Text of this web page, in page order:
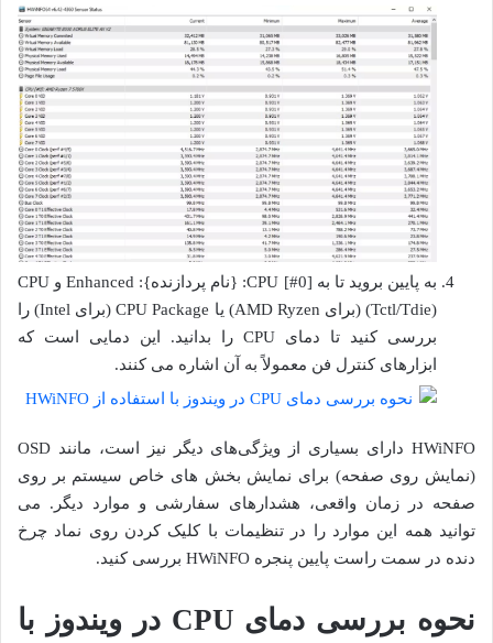
به پایین بروید تا به CPU [#0]: {نام پردازنده}: Enhanced و CPU
(Tctl/Tdie) (برای AMD Ryzen) یا CPU Package (برای Intel) را
بررسی کنید تا دمای CPU را بدانید. این دمایی است که
ابزارهای کنترل فن معمولاً به آن اشاره می کنند.
HWiNFO دارای بسیاری از ویژگی‌های دیگر نیز است، مانند OSD
(نمایش روی صفحه) برای نمایش بخش های خاص سیستم بر روی
صفحه در زمان واقعی، هشدارهای سفارشی و موارد دیگر. می
توانید همه این موارد را در تنظیمات با کلیک کردن روی نماد چرخ
دنده در سمت راست پایین پنجره HWiNFO بررسی کنید.
نحوه بررسی دمای CPU در ویندوز با